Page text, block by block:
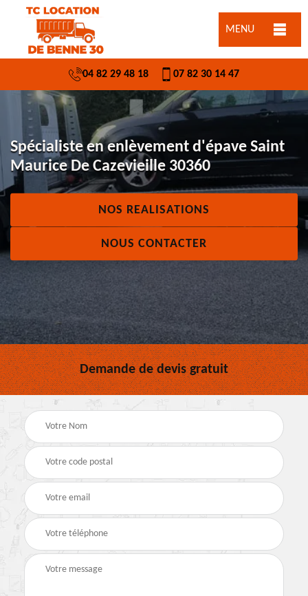
MENU
04 82 29 48 18 07 82 30 14 47
Spécialiste en enlèvement d'épave Saint
Maurice De Cazevieille 30360
NOS REALISATIONS
NOUS CONTACTER
Demande de devis gratuit